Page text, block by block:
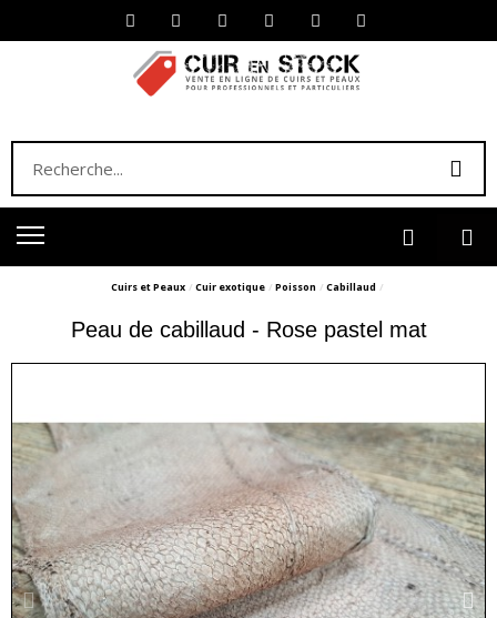
Cuirs et Peaux Cuir exotique Poisson Cabillaud
Peau de cabillaud - Rose pastel mat